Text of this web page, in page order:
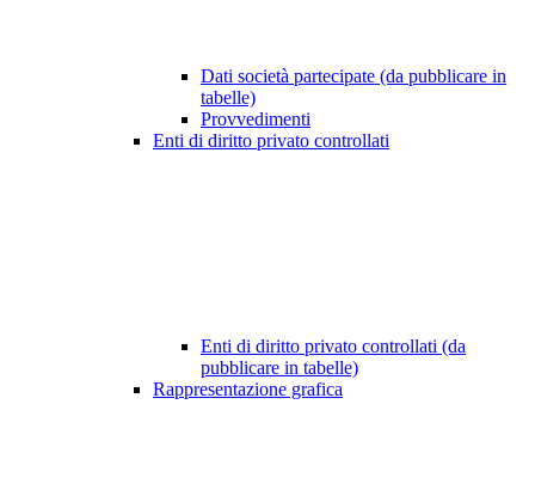
Dati società partecipate (da pubblicare in
tabelle)
Provvedimenti
Enti di diritto privato controllati
Enti di diritto privato controllati (da
pubblicare in tabelle)
Rappresentazione grafica